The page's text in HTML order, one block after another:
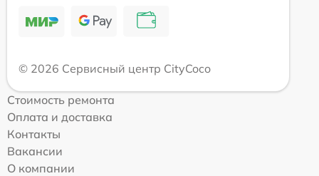
© 2026 Сервисный центр CityCoco
Стоимость ремонта
Оплата и доставка
Контакты
Вакансии
О компании